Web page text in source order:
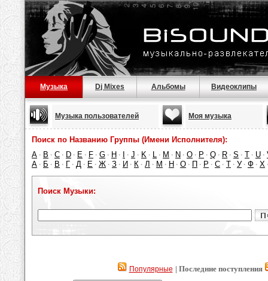
Музыка Dj Mixes Альбомы Видеоклипы
Музыка пользователей Моя музыка
Поиск по Названию Группы (Имени Исполнителя):
A · B · C · D · E · F · G · H · · J · K · L · M · N · O · P · Q · R · S · T · U ·
А · Б · В · Г · Д · Е · Ж · З · И · К · Л · М · Н · О · П · Р · С · Т · У · Ф · Х
Поиск Музыки:
Популярные | Последние поступления